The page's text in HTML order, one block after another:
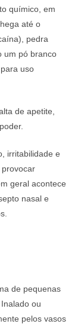
químico, em
até o
pedra
um pó branco
uso
de apetite,
irritabilidade e
geral acontece
nasal e
de pequenas
ou
pelos vasos